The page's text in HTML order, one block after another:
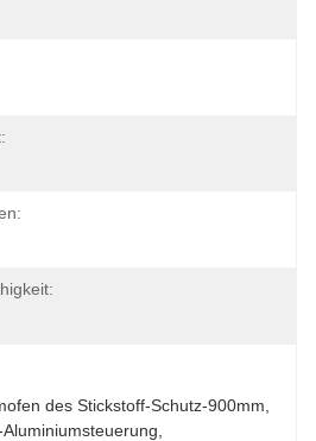
des Stickstoff-Schutz-900mm